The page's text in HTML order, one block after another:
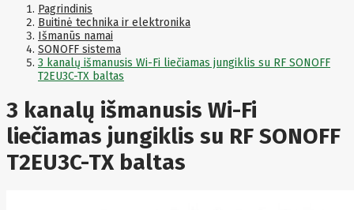
Apc
Apollo
Apple
Aqara
Arctic
Armac
ASM
Asrock
Assmann
Astroenergy
Pagrindinis
Buitinė technika ir elektronika
Išmanūs namai
SONOFF sistema
3 kanalų išmanusis Wi-Fi liečiamas jungiklis su RF SONOFF
T2EU3C-TX baltas
3 kanalų išmanusis Wi-Fi
liečiamas jungiklis su RF SONOFF
T2EU3C-TX baltas